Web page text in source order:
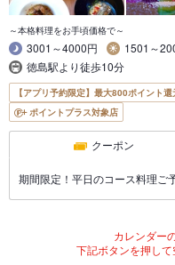
～本格料理をお手頃価格で～
3001～4000円
1501～
徳島駅より徒歩10分
【アプリ予約限定】最大800ポイント
ポイントプラス対象店
クーポン
期間限定！平日のコース料理ご
カレンダー
下記ボタンを押して